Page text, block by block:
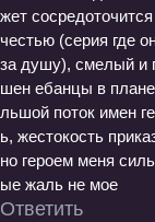
жет
честью (серия где
за душу), смелый и
шен ебанцы в
льшой поток имен
ь, жестокость
но героем меня
ые жаль не мое
Ответить